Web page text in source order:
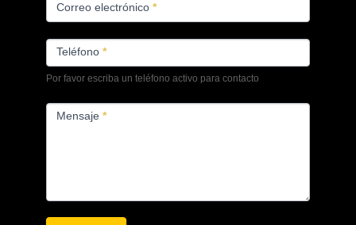
Correo electrónico*
Teléfono*
Por favor escriba un teléfono activo para contacto
Mensaje*